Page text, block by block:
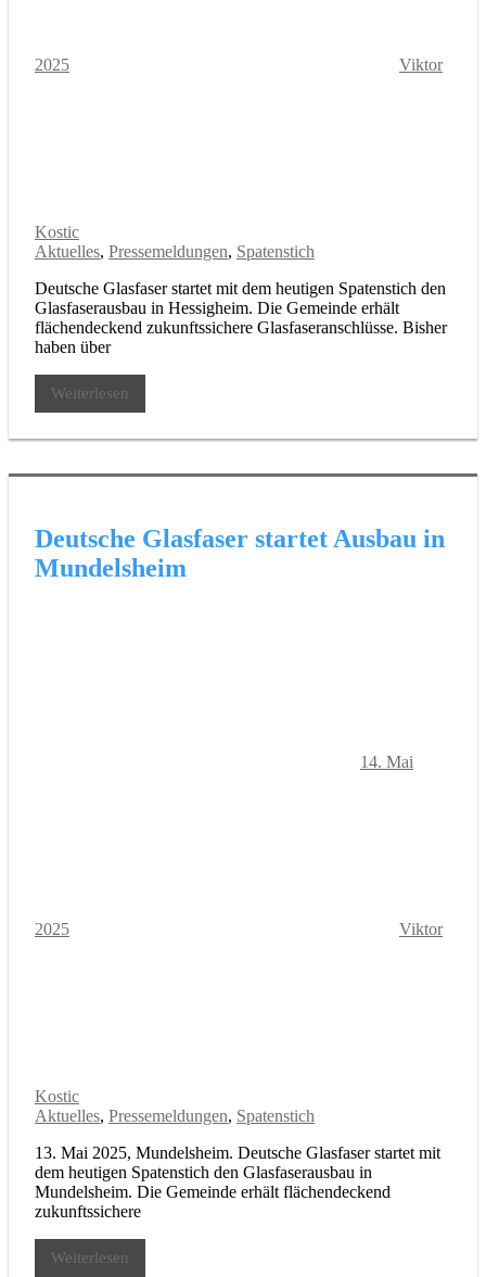
2025 Viktor
Kostic
Aktuelles, Pressemeldungen, Spatenstich
Deutsche Glasfaser startet mit dem heutigen Spatenstich den
Glasfaserausbau in Hessigheim. Die Gemeinde erhält
flächendeckend zukunftssichere Glasfaseranschlüsse. Bisher
haben über
Weiterlesen
Deutsche Glasfaser startet Ausbau in
Mundelsheim
14. Mai
2025 Viktor
Kostic
Aktuelles, Pressemeldungen, Spatenstich
13. Mai 2025, Mundelsheim. Deutsche Glasfaser startet mit
dem heutigen Spatenstich den Glasfaserausbau in
Mundelsheim. Die Gemeinde erhält flächendeckend
zukunftssichere
Weiterlesen